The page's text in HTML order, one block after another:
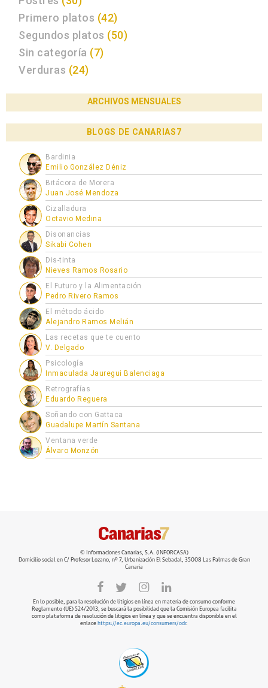
Primero platos (42)
Segundos platos (50)
Sin categoría (7)
Verduras (24)
ARCHIVOS MENSUALES
BLOGS DE CANARIAS7
Bardinia
Emilio González Déniz
Bitácora de Morera
Juan José Mendoza
Cizalladura
Octavio Medina
Disonancias
Sikabi Cohen
Dis-tinta
Nieves Ramos Rosario
El Futuro y la Alimentación
Pedro Rivero Ramos
El método ácido
Alejandro Ramos Melián
Las recetas que te cuento
V. Delgado
Psicología
Inmaculada Jauregui Balenciaga
Retrografías
Eduardo Reguera
Soñando con Gattaca
Guadalupe Martín Santana
Ventana verde
Álvaro Monzón
© Informaciones Canarias, S.A. (INFORCASA)
Domicilio social en C/ Profesor Lozano, nº 7, Urbanización El Sebadal, 35008 Las Palmas de Gran
Canaria
En lo posible, para la resolución de litigios en línea en materia de consumo conforme
Reglamento (UE) 524/2013, se buscará la posibilidad que la Comisión Europea facilita
como plataforma de resolución de litigios en línea y que se encuentra disponible en el
enlace https://ec.europa.eu/consumers/odr.